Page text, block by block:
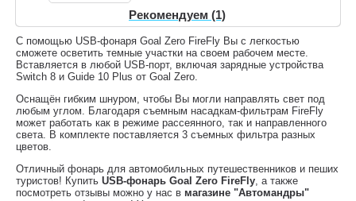
Рекомендуем (1)
С помощью USB-фонаря Goal Zero FireFly Вы с легкостью
сможете осветить темные участки на своем рабочем месте.
Вставляется в любой USB-порт, включая зарядные устройства
Switch 8 и Guide 10 Plus от Goal Zero.
Оснащён гибким шнуром, чтобы Вы могли направлять свет под
любым углом. Благодаря съемным насадкам-фильтрам FireFly
может работать как в режиме рассеянного, так и направленного
света. В комплекте поставляется 3 съемных фильтра разных
цветов.
Отличный фонарь для автомобильных путешественников и пеших
туристов! Купить USB-фонарь Goal Zero FireFly, а также
посмотреть отзывы можно у нас в магазине "Автомандры"